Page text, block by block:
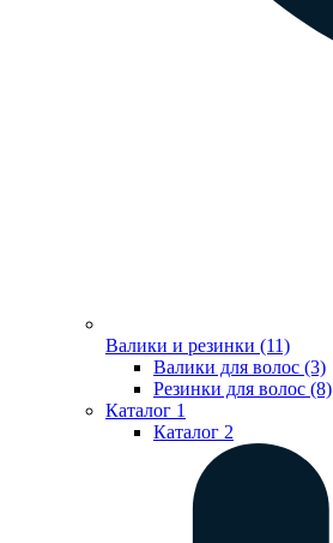
Валики и резинки (11)
Валики для волос (3)
Резинки для волос (8)
Каталог 1
Каталог 2